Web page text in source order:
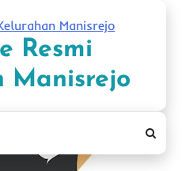
Resmi
Manisrejo